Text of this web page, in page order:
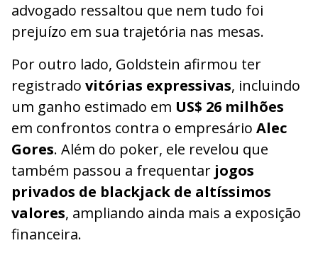
advogado ressaltou que nem tudo foi
prejuízo em sua trajetória nas mesas.
Por outro lado, Goldstein afirmou ter
registrado vitórias expressivas, incluindo
um ganho estimado em US$ 26 milhões
em confrontos contra o empresário Alec
Gores. Além do poker, ele revelou que
também passou a frequentar jogos
privados de blackjack de altíssimos
valores, ampliando ainda mais a exposição
financeira.